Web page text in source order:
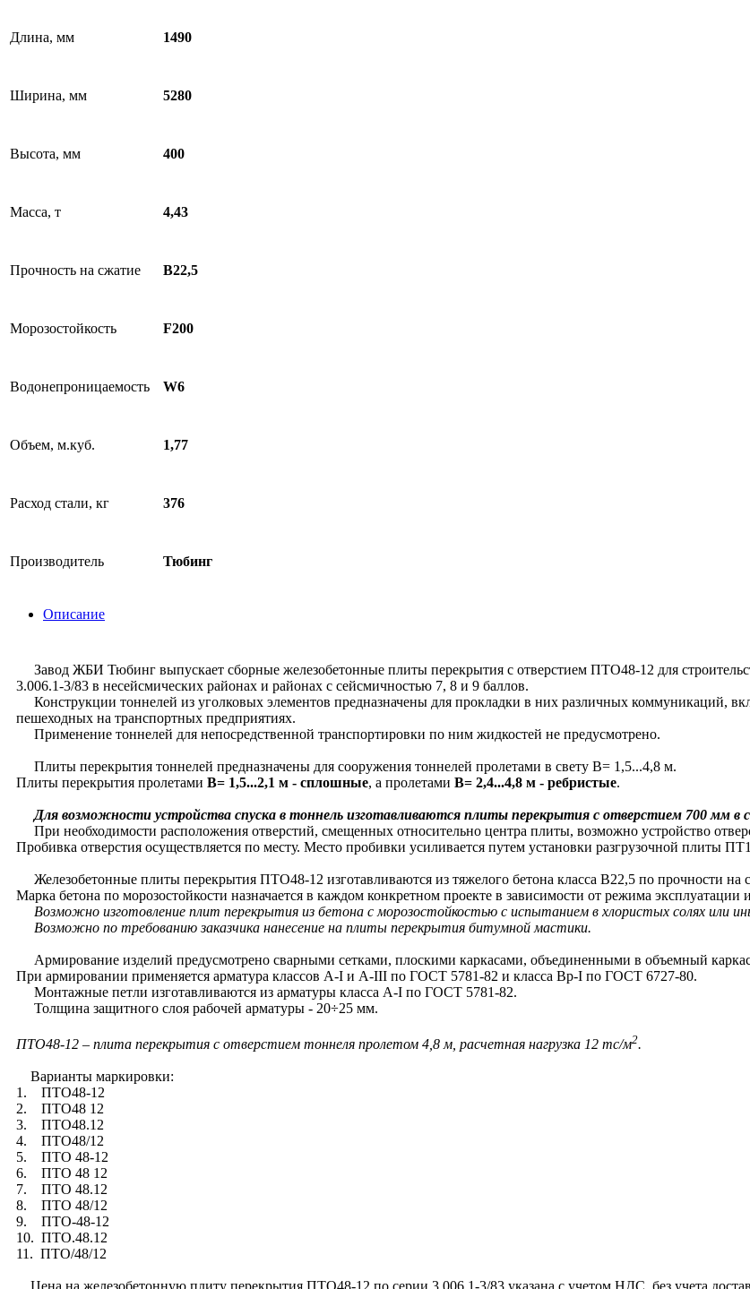
Длина, мм 1490
Ширина, мм 5280
Высота, мм 400
Масса, т 4,43
Прочность на сжатие В22,5
Морозостойкость F200
Водонепроницаемость W6
Объем, м.куб. 1,77
Расход стали, кг 376
Производитель Тюбинг
Описание
Завод ЖБИ Тюбинг выпускает сборные железобетонные плиты перекрытия с отверстием ПТО48-12 для
3.006.1-3/83 в несейсмических районах и районах с сейсмичностью 7, 8 и 9 баллов.
Конструкции тоннелей из уголковых элементов предназначены для прокладки в них различных коммуникаций,
пешеходных на транспортных предприятиях.
Применение тоннелей для непосредственной транспортировки по ним жидкостей не предусмотрено.
Плиты перекрытия тоннелей предназначены для сооружения тоннелей пролетами в свету В= 1,5...4,8 м.
Плиты перекрытия пролетами В= 1,5...2,1 м - сплошные, а пролетами В= 2,4...4,8 м - ребристые.
Для возможности устройства спуска в тоннель изготавливаются плиты перекрытия с отверстием 700 мм в
При необходимости расположения отверстий, смещенных относительно центра плиты, возможно устройство
Пробивка отверстия осуществляется по месту. Место пробивки усиливается путем установки разгрузочной плиты
Железобетонные плиты перекрытия ПТО48-12 изготавливаются из тяжелого бетона класса В22,5 по прочности на
Марка бетона по морозостойкости назначается в каждом конкретном проекте в зависимости от режима эксплуатации
Возможно изготовление плит перекрытия из бетона с морозостойкостью с испытанием в хлористых солях или
Возможно по требованию заказчика нанесение на плиты перекрытия битумной мастики.
Армирование изделий предусмотрено сварными сетками, плоскими каркасами, объединенными в объемный
При армировании применяется арматура классов А-I и А-III по ГОСТ 5781-82 и класса Вр-I по ГОСТ 6727-80.
Монтажные петли изготавливаются из арматуры класса А-I по ГОСТ 5781-82.
Толщина защитного слоя рабочей арматуры - 20÷25 мм.
ПТО48-12 – плита перекрытия с отверстием тоннеля пролетом 4,8 м, расчетная нагрузка 12 тс/м2.
Варианты маркировки:
1. ПТО48-12
2. ПТО48 12
3. ПТО48.12
4. ПТО48/12
5. ПТО 48-12
6. ПТО 48 12
7. ПТО 48.12
8. ПТО 48/12
9. ПТО-48-12
10. ПТО.48.12
11. ПТО/48/12